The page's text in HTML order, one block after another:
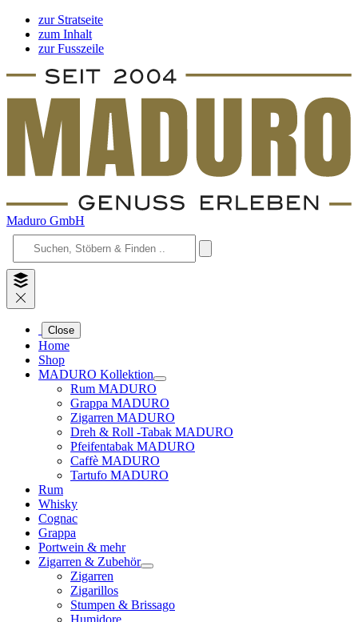
zur Stratseite
zum Inhalt
zur Fusszeile
Maduro GmbH
Close
Home
Shop
MADURO Kollektion
Rum MADURO
Grappa MADURO
Zigarren MADURO
Dreh & Roll -Tabak MADURO
Pfeifentabak MADURO
Caffè MADURO
Tartufo MADURO
Rum
Whisky
Cognac
Grappa
Portwein & mehr
Zigarren & Zubehör
Zigarren
Zigarillos
Stumpen & Brissago